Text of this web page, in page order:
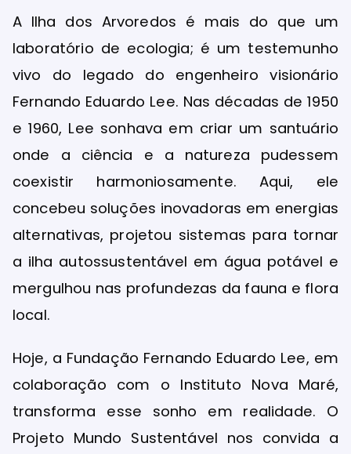
A Ilha dos Arvoredos é mais do que um
laboratório de ecologia; é um testemunho
vivo do legado do engenheiro visionário
Fernando Eduardo Lee. Nas décadas de 1950
e 1960, Lee sonhava em criar um santuário
onde a ciência e a natureza pudessem
coexistir harmoniosamente. Aqui, ele
concebeu soluções inovadoras em energias
alternativas, projetou sistemas para tornar
a ilha autossustentável em água potável e
mergulhou nas profundezas da fauna e flora
local.
Hoje, a Fundação Fernando Eduardo Lee, em
colaboração com o Instituto Nova Maré,
transforma esse sonho em realidade. O
Projeto Mundo Sustentável nos convida a